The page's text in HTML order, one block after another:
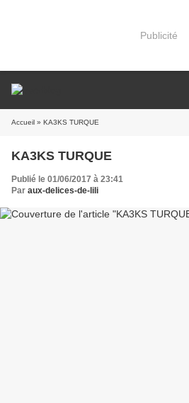
Publicité
Accueil » KA3KS TURQUE
KA3KS TURQUE
Publié le 01/06/2017 à 23:41
Par aux-delices-de-lili